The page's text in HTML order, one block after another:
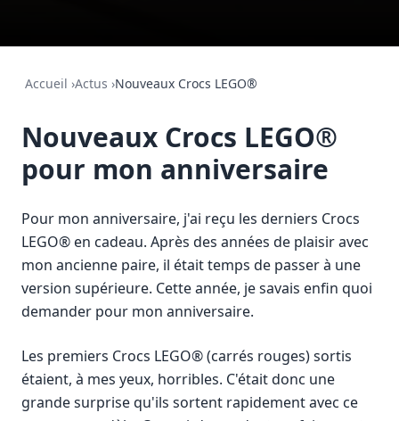
Accueil ›Actus ›Nouveaux Crocs LEGO®
Nouveaux Crocs LEGO®
pour mon anniversaire
Pour mon anniversaire, j'ai reçu les derniers Crocs
LEGO® en cadeau. Après des années de plaisir avec
mon ancienne paire, il était temps de passer à une
version supérieure. Cette année, je savais enfin quoi
demander pour mon anniversaire.
Les premiers Crocs LEGO® (carrés rouges) sortis
étaient, à mes yeux, horribles. C'était donc une
grande surprise qu'ils sortent rapidement avec ce